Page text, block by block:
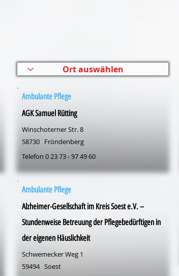
Ambulante Pflege
AGK Samuel Rütting
Winschoterner Str. 8
58730 Fröndenberg
Telefon 0 23 73 - 97 49 60
Ambulante Pflege
Alzheimer-Gesellschaft im Kreis Soest e.V. –
Stundenweise Betreuung der Pflegebedürftigen in
der eigenen Häuslichkeit
Schwemecker Weg 1
59494 Soest